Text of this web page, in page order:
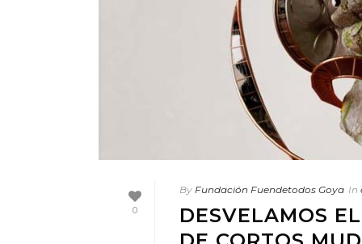
0
By Fundación Fuendetodos Goya In
DESVELAMOS